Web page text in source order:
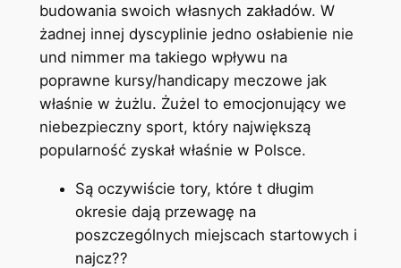
budowania swoich własnych zakładów. W
żadnej innej dyscyplinie jedno osłabienie nie
und nimmer ma takiego wpływu na
poprawne kursy/handicapy meczowe jak
właśnie w żużlu. Żużel to emocjonujący we
niebezpieczny sport, który największą
popularność zyskał właśnie w Polsce.
Są oczywiście tory, które t długim
okresie dają przewagę na
poszczególnych miejscach startowych i
najcz??